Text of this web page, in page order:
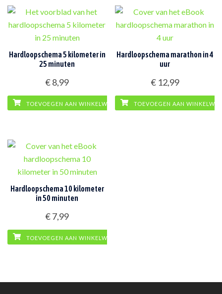
Hardloopschema 5 kilometer in
25 minuten
€8,99
TOEVOEGEN AAN WINKELWAGEN
Hardloopschema marathon in 4
uur
€12,99
TOEVOEGEN AAN
Hardloopschema 10 kilometer
in 50 minuten
€7,99
TOEVOEGEN AAN WINKELWAGEN